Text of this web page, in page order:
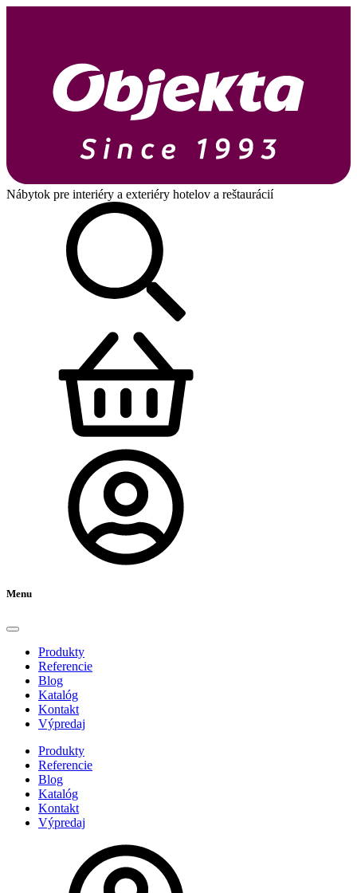
Nábytok pre interiéry a exteriéry hotelov a reštaurácií
Menu
Produkty
Referencie
Blog
Katalóg
Kontakt
Výpredaj
Produkty
Referencie
Blog
Katalóg
Kontakt
Výpredaj